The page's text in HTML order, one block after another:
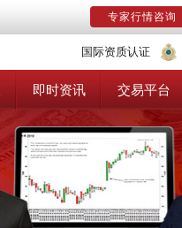
专家行情咨询
国际资质认证
即时资讯 交易平台